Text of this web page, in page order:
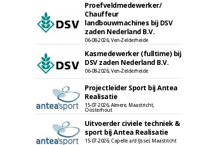
Proefveldmedewerker/
Chauffeur
landbouwmachines bij DSV
zaden Nederland B.V.
06-08-2026, Ven-Zelderheide
Kasmedewerker (fulltime) bij
DSV zaden Nederland B.V.
06-08-2026, Ven-Zelderheide
Projectleider Sport bij Antea
Realisatie
15-07-2026, Almere, Maastricht,
Oosterhout
Uitvoerder civiele techniek &
sport bij Antea Realisatie
15-07-2026, Capelle a/d IJssel, Maastricht